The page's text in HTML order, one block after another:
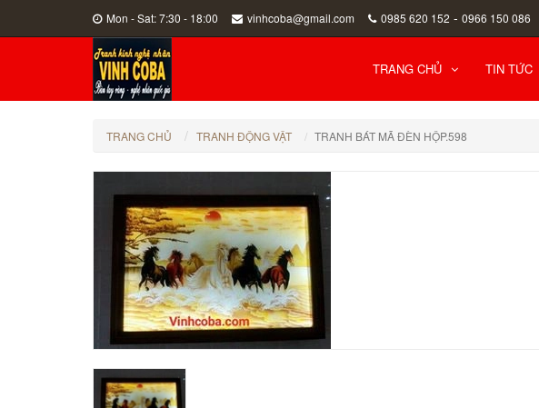
Mon - Sat: 7:30 - 18:00 vinhcoba@gmail.com 0985 620 152 - 0966 150 086
TRANG CHỦ TIN TỨC
TRANG CHỦ TRANH ĐỘNG VẬT TRANH BÁT MÃ ĐÈN HỘP.598